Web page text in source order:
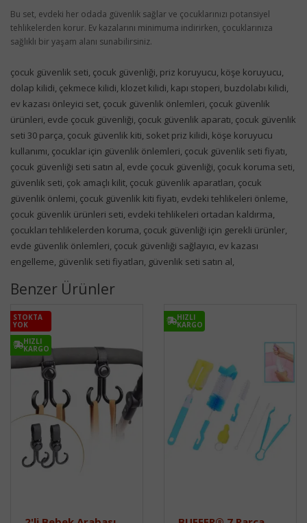
Bu set, evdeki her odada güvenlik sağlar ve çocuklarınızı potansiyel
tehlikelerden korur. Ev kazalarını minimuma indirirken, çocuklarınıza
sağlıklı bir yaşam alanı sunabilirsiniz.
çocuk güvenlik seti, çocuk güvenliği, priz koruyucu, köşe koruyucu,
dolap kilidi, çekmece kilidi, klozet kilidi, kapı stoperi, buzdolabı kilidi,
ev kazası önleyici set, çocuk güvenlik önlemleri, çocuk güvenlik
ürünleri, evde çocuk güvenliği, çocuk güvenlik aparatı, çocuk güvenlik
seti 30 parça, çocuk güvenlik kiti, soket priz kilidi, köşe koruyucu
kullanımı, çocuklar için güvenlik önlemleri, çocuk güvenlik seti fiyatı,
çocuk güvenliği seti satın al, evde çocuk güvenliği, çocuk koruma seti,
güvenlik seti, çok amaçlı kilit, çocuk güvenlik aparatları, çocuk
güvenlik önlemi, çocuk güvenlik kiti fiyatı, evdeki tehlikeleri önleme,
çocuk güvenlik ürünleri seti, evdeki tehlikeleri ortadan kaldırma,
çocukları tehlikelerden koruma, çocuk güvenliği için gerekli ürünler,
evde güvenlik önlemleri, çocuk güvenliği sağlayıcı, ev kazası
engelleme, güvenlik seti fiyatları, güvenlik seti satın al,
Benzer Ürünler
STOKTA
YOK
HIZLI
KARGO
HIZLI
KARGO